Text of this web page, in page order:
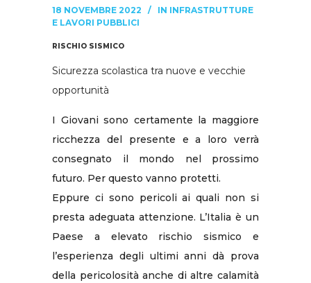
18 NOVEMBRE 2022 IN INFRASTRUTTURE
E LAVORI PUBBLICI
RISCHIO SISMICO
Sicurezza scolastica tra nuove e vecchie
opportunità
I Giovani sono certamente la maggiore
ricchezza del presente e a loro verrà
consegnato il mondo nel prossimo
futuro. Per questo vanno protetti.
Eppure ci sono pericoli ai quali non si
presta adeguata attenzione. L’Italia è un
Paese a elevato rischio sismico e
l’esperienza degli ultimi anni dà prova
della pericolosità anche di altre calamità